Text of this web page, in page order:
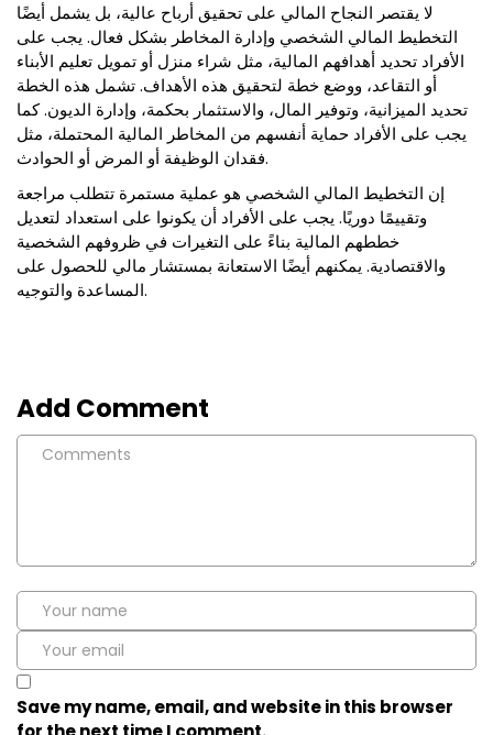
لا يقتصر النجاح المالي على تحقيق أرباح عالية، بل يشمل أيضًا
التخطيط المالي الشخصي وإدارة المخاطر بشكل فعال. يجب على
الأفراد تحديد أهدافهم المالية، مثل شراء منزل أو تمويل تعليم الأبناء
أو التقاعد، ووضع خطة لتحقيق هذه الأهداف. تشمل هذه الخطة
تحديد الميزانية، وتوفير المال، والاستثمار بحكمة، وإدارة الديون. كما
يجب على الأفراد حماية أنفسهم من المخاطر المالية المحتملة، مثل
فقدان الوظيفة أو المرض أو الحوادث.
إن التخطيط المالي الشخصي هو عملية مستمرة تتطلب مراجعة
وتقييمًا دوريًا. يجب على الأفراد أن يكونوا على استعداد لتعديل
خططهم المالية بناءً على التغيرات في ظروفهم الشخصية
والاقتصادية. يمكنهم أيضًا الاستعانة بمستشار مالي للحصول على
المساعدة والتوجيه.
Add Comment
Save my name, email, and website in this browser